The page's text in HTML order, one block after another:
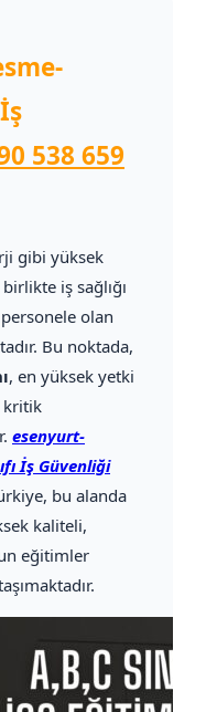
538 659
gibi yüksek
iş sağlığı
olan
Bu noktada,
, en yüksek yetki
kritik
esenyurt-
İş Güvenliği
bu alanda
kaliteli,
eğitimler